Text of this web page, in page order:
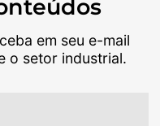
em seu e-mail
o setor industrial.